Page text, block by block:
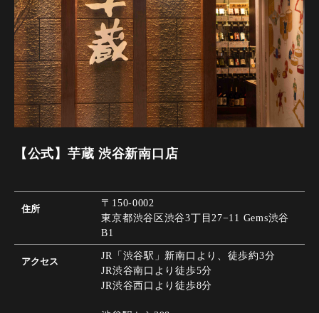
【公式】芋蔵 渋谷新南口店
住所
〒150-0002
東京都渋谷区渋谷3丁目27−11 Gems渋谷
B1
アクセス
JR「渋谷駅」新南口より、徒歩約3分
JR渋谷南口より徒歩5分
JR渋谷西口より徒歩8分